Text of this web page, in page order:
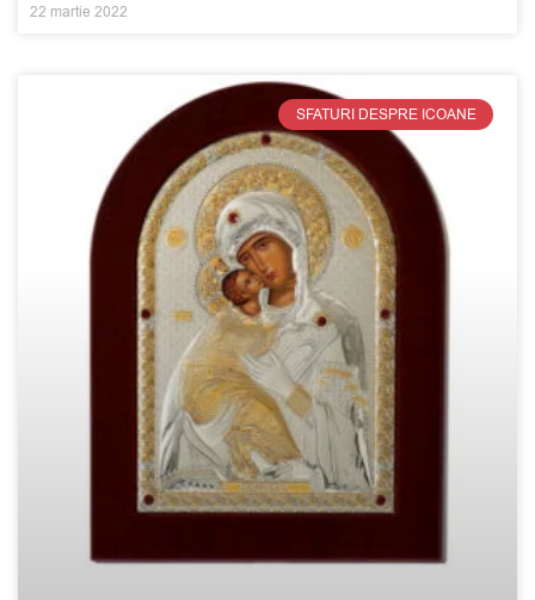
22 martie 2022
SFATURI DESPRE ICOANE